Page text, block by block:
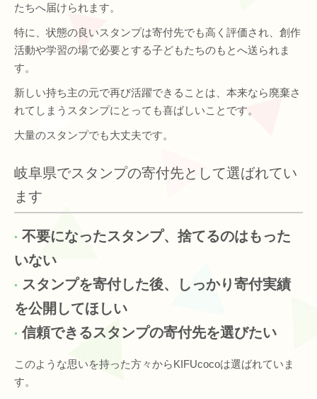
たちへ届けられます。
特に、状態の良いスタンプは寄付先でも高く評価され、創作
活動や学習の場で必要とする子どもたちのもとへ送られま
す。
新しい持ち主の元で再び活躍できることは、本来なら廃棄さ
れてしまうスタンプにとっても喜ばしいことです。
大量のスタンプでも大丈夫です。
岐阜県でスタンプの寄付先として選ばれてい
ます
不要になったスタンプ、捨てるのはもった
いない
スタンプを寄付した後、しっかり寄付実績
を公開してほしい
信頼できるスタンプの寄付先を選びたい
このような思いを持った方々からKIFUcocoは選ばれていま
す。